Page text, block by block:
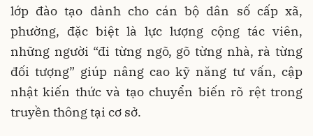
lớp đào tạo dành cho cán bộ dân số cấp xã,
phường, đặc biệt là lực lượng cộng tác viên,
những người “đi từng ngõ, gõ từng nhà, rà từng
đối tượng” giúp nâng cao kỹ năng tư vấn, cập
nhật kiến thức và tạo chuyển biến rõ rệt trong
truyền thông tại cơ sở.